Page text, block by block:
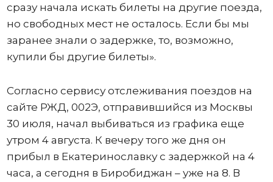
сразу начала искать билеты на другие поезда,
но свободных мест не осталось. Если бы мы
заранее знали о задержке, то, возможно,
купили бы другие билеты».
Согласно сервису отслеживания поездов на
сайте РЖД, 002Э, отправившийся из Москвы
30 июля, начал выбиваться из графика еще
утром 4 августа. К вечеру того же дня он
прибыл в Екатеринославку с задержкой на 4
часа, а сегодня в Биробиджан – уже на 8. В